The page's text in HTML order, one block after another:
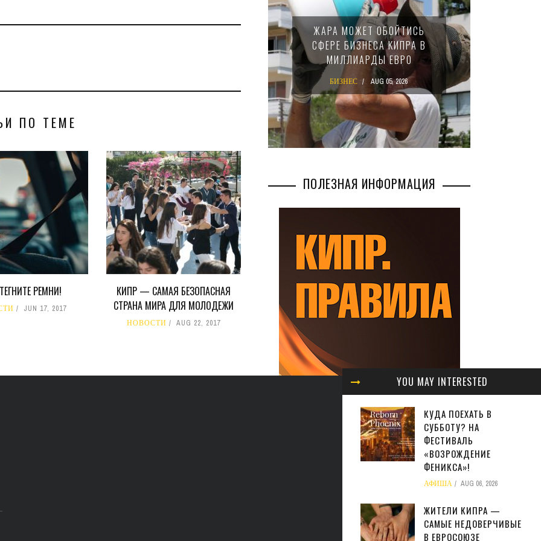
ПО ТЕМЕ
РЕМНИ!
JUN 17, 2017
КИПР — САМАЯ БЕЗОПАСНАЯ
СТРАНА МИРА ДЛЯ МОЛОДЕЖИ
НОВОСТИ AUG 22, 2017
YOU MAY INTERESTED
КУДА ПОЕХАТЬ В
СУББОТУ? НА
ФЕСТИВАЛЬ
«ВОЗРОЖДЕНИЕ
ФЕНИКСА»!
АФИША AUG 06, 2026
ЖИТЕЛИ КИПРА —
САМЫЕ НЕДОВЕРЧИВЫЕ
В ЕВРОСОЮЗЕ
В 2028 ГОДУ ENI НАЧНЕТ
БИЗНЕС JUL 28, 2026
ЖАРА МОЖЕТ ОБОЙТИСЬ
СФЕРЕ БИЗНЕСА КИПРА В
МИЛЛИАРДЫ ЕВРО
БИЗНЕС AUG 05, 2026
ПОЛЕЗНАЯ ИНФОРМАЦИЯ